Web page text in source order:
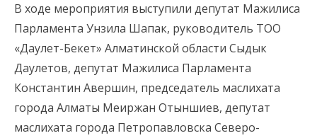
В ходе мероприятия выступили депутат Мажилиса
Парламента Унзила Шапак, руководитель ТОО
«Даулет-Бекет» Алматинской области Сыдык
Даулетов, депутат Мажилиса Парламента
Константин Авершин, председатель маслихата
города Алматы Меиржан Отыншиев, депутат
маслихата города Петропавловска Северо-